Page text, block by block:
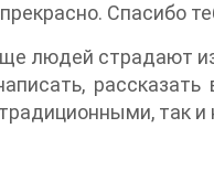
Спасибо
людей страдают
так